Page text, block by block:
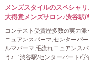
メンズスタイルのスペシャ
大得意メンズサロン♪渋谷駅/
コンテスト受賞歴多数の実力
ニュアンスパーマ,センターパ
ルマパーマ,毛流れニュアンス
う♪［渋谷駅/センターパート/